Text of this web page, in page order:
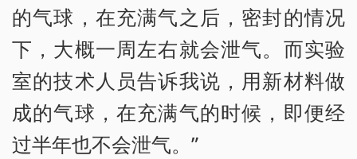
的气球，在充满气之后，密封的情况
下，大概一周左右就会泄气。而实验
室的技术人员告诉我说，用新材料做
成的气球，在充满气的时候，即便经
过半年也不会泄气。”